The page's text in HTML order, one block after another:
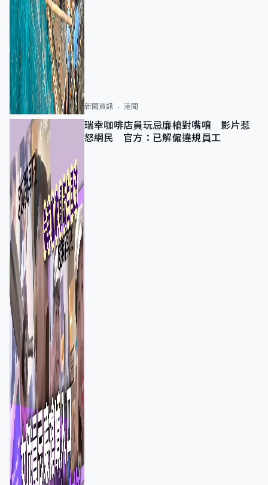
新聞資訊 港聞
瑞幸咖啡店員玩忌廉槍對嘴噴 影片惹
怒網民 官方：已解僱違規員工